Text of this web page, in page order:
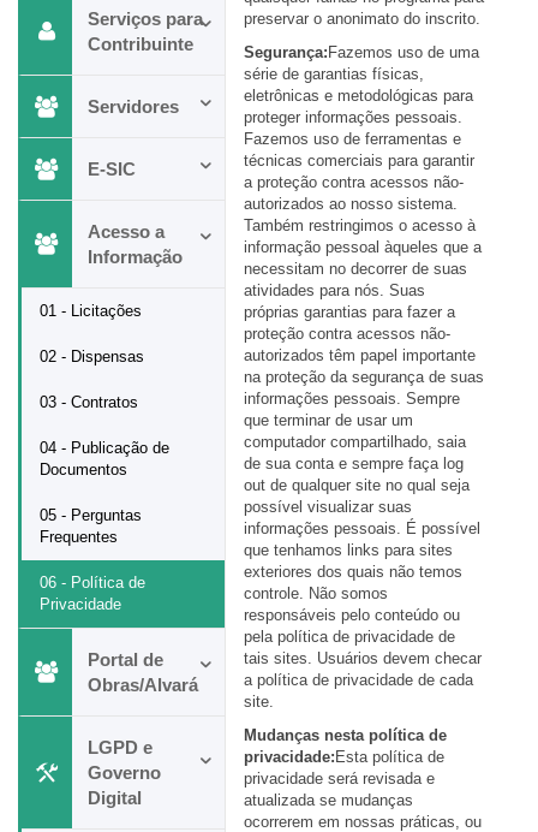
Serviços para
Contribuinte
Servidores
E-SIC
Acesso a
Informação
01 - Licitações
02 - Dispensas
03 - Contratos
04 - Publicação de
Documentos
05 - Perguntas
Frequentes
06 - Política de
Privacidade
Portal de
Obras/Alvará
LGPD e
Governo
Digital
preservar o anonimato do inscrito.
Segurança: Fazemos uso de uma
série de garantias físicas,
eletrônicas e metodológicas para
proteger informações pessoais.
Fazemos uso de ferramentas e
técnicas comerciais para garantir
a proteção contra acessos não-
autorizados ao nosso sistema.
Também restringimos o acesso à
informação pessoal àqueles que a
necessitam no decorrer de suas
atividades para nós. Suas
próprias garantias para fazer a
proteção contra acessos não-
autorizados têm papel importante
na proteção da segurança de suas
informações pessoais. Sempre
que terminar de usar um
computador compartilhado, saia
de sua conta e sempre faça log
out de qualquer site no qual seja
possível visualizar suas
informações pessoais. É possível
que tenhamos links para sites
exteriores dos quais não temos
controle. Não somos
responsáveis pelo conteúdo ou
pela política de privacidade de
tais sites. Usuários devem checar
a política de privacidade de cada
site.
Mudanças nesta política de
privacidade: Esta política de
privacidade será revisada e
atualizada se mudanças
ocorrerem em nossas práticas, ou